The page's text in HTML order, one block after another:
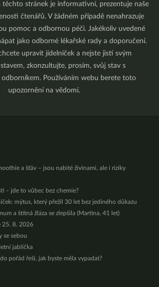
těchto stránek je informativní, prezentuje naše
čtenářů. V žádném případě nenahrazuje
pomoc a odbornou péči. Jakékoliv uvedené
jako odborné lékařské rady a doporučení.
upravit jídelníček a nejste jistí svým
zkonzultujte, prosím, svůj stav s
odborníkem. Používáním webu berete toto
upozornění na vědomí.
a šťáv – jsou nabité živinami, ale i riziky
– jde to vůbec bez chemie?
mýtus, který přežil 30 let bez jediného důkazu
a štítná žláza se zlepšila (Martina, 41 let)
25. 8. 2026
se sebou
jablíčka
pořád řeší, jak byste měla vypadat?